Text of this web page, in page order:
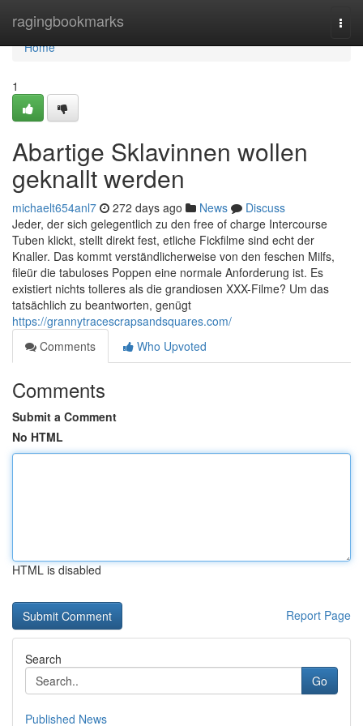
ragingbookmarks
Home
Home
1
Abartige Sklavinnen wollen
geknallt werden
michaelt654anl7 272 days ago News
Discuss
Jeder, der sich gelegentlich zu den free of charge Intercourse
Tuben klickt, stellt direkt fest, etliche Fickfilme sind echt der
Knaller. Das kommt verständlicherweise von den feschen Milfs,
fileür die tabuloses Poppen eine normale Anforderung ist. Es
existiert nichts tolleres als die grandiosen XXX-Filme? Um das
tatsächlich zu beantworten, genügt
https://grannytracescrapsandsquares.com/
Comments
Who Upvoted
Comments
Submit a Comment
No HTML
HTML is disabled
Report Page
Search
Go
Published News